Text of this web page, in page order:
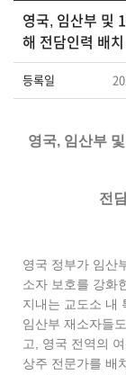
연
구
원
Korean
영국, 임산부 및
해 전담인력 배
등록일
영국, 임산부
전
영국 정부가 임산
소자 보호를 강화
지내는 교도소 내
임산부 재소자들
고, 영국 전역의
상주 전문가를 배